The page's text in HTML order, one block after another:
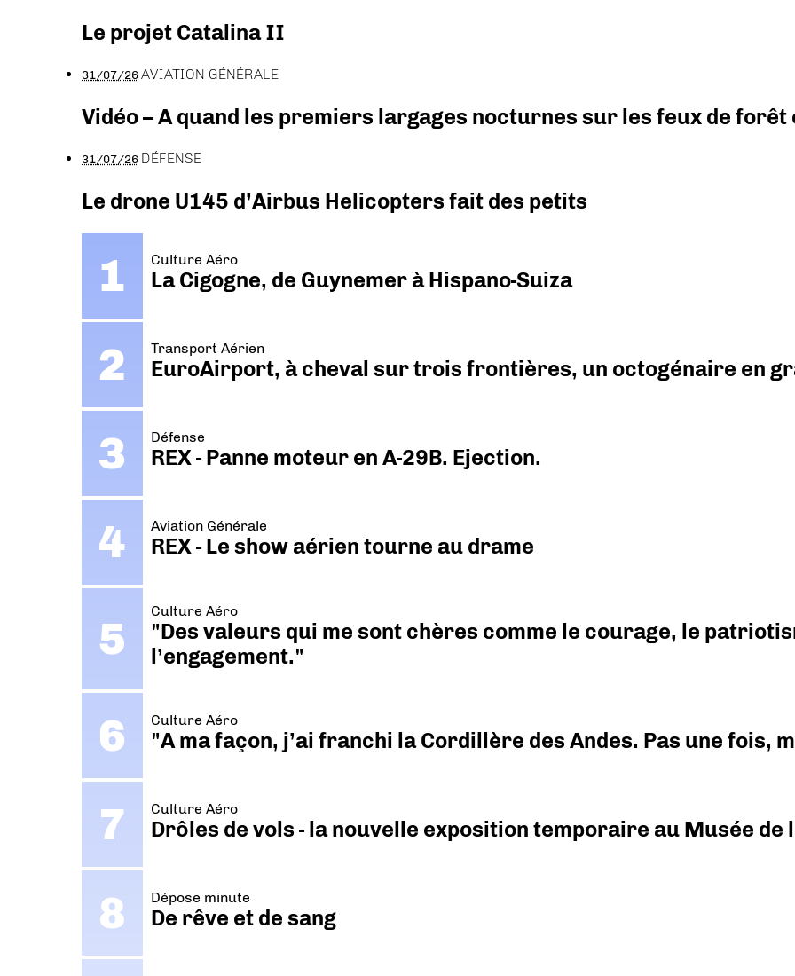
Le projet Catalina II
31/07/26AVIATION GÉNÉRALE
Vidéo – A quand les premiers largages nocturnes sur les feux de forêt
31/07/26 DÉFENSE
Le drone U145 d’Airbus Helicopters fait des petits
Culture Aéro
La Cigogne, de Guynemer à Hispano-Suiza
Transport Aérien
EuroAirport, à cheval sur trois frontières, un octogénaire en
Défense
REX - Panne moteur en A-29B. Ejection.
Aviation Générale
REX - Le show aérien tourne au drame
Culture Aéro
"Des valeurs qui me sont chères comme le courage, le
l’engagement."
Culture Aéro
"A ma façon, j’ai franchi la Cordillère des Andes. Pas une fois,
Culture Aéro
Drôles de vols - la nouvelle exposition temporaire au Musée de
Dépose minute
De rêve et de sang